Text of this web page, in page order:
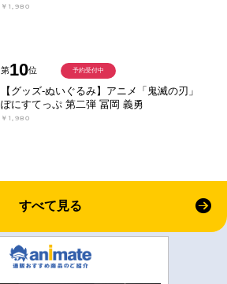
￥1,980
第10位
【グッズ-ぬいぐるみ】アニメ「鬼滅の刃」
ぽにすてっぷ 第二弾 冨岡 義勇
￥1,980
予約受付中
すべて見る